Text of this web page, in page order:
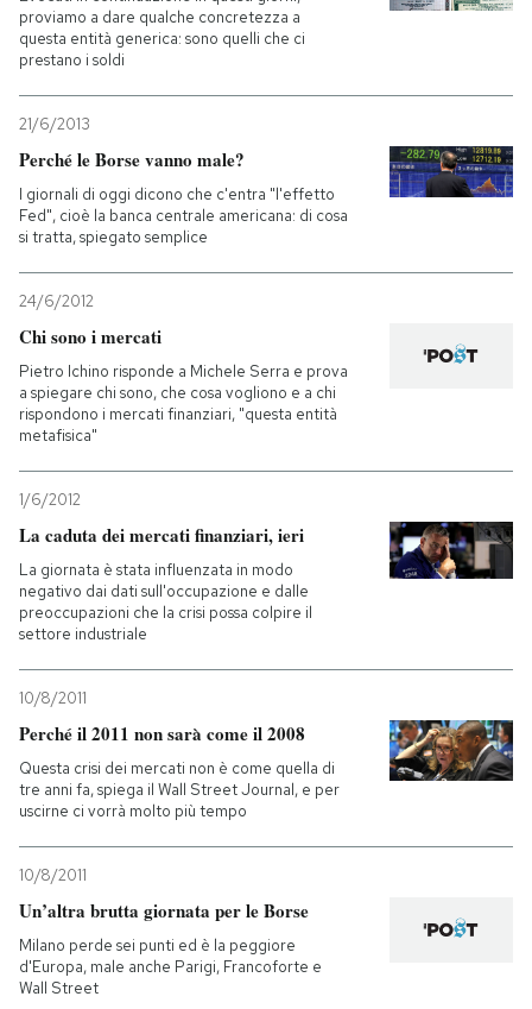
proviamo a dare qualche concretezza a
questa entità generica: sono quelli che ci
prestano i soldi
21/6/2013
Perché le Borse vanno male?
I giornali di oggi dicono che c'entra "l'effetto
Fed", cioè la banca centrale americana: di cosa
si tratta, spiegato semplice
24/6/2012
Chi sono i mercati
Pietro Ichino risponde a Michele Serra e prova
a spiegare chi sono, che cosa vogliono e a chi
rispondono i mercati finanziari, "questa entità
metafisica"
1/6/2012
La caduta dei mercati finanziari, ieri
La giornata è stata influenzata in modo
negativo dai dati sull'occupazione e dalle
preoccupazioni che la crisi possa colpire il
settore industriale
10/8/2011
Perché il 2011 non sarà come il 2008
Questa crisi dei mercati non è come quella di
tre anni fa, spiega il Wall Street Journal, e per
uscirne ci vorrà molto più tempo
10/8/2011
Un’altra brutta giornata per le Borse
Milano perde sei punti ed è la peggiore
d'Europa, male anche Parigi, Francoforte e
Wall Street